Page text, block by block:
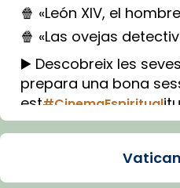
🍿 «León XIV, el
🍿 «Las ovejas
▶️ Descobreix les
prepara una bona
est#CinemaEspiritual
Imatge: Generada